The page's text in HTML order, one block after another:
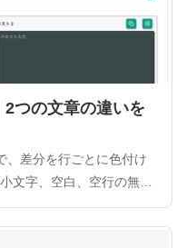
つの文章の違いを
、差分を行ごとに色付け
文字、空白、空行の無視
、入力データがサーバー
です。コード比較や原稿